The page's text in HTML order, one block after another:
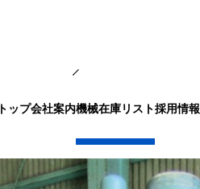
トップ会社案内機械在庫リスト採用情報